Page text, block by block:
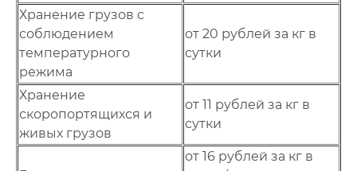
Хранение грузов с
соблюдением
температурного
режима
от 20 рублей за кг в
сутки
Хранение
скоропортящихся и
живых грузов
от 11 рублей за кг в
сутки
от 16 рублей за кг в